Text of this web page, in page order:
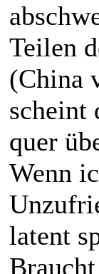
Teilen
(China
scheint
quer
Wenn
latent